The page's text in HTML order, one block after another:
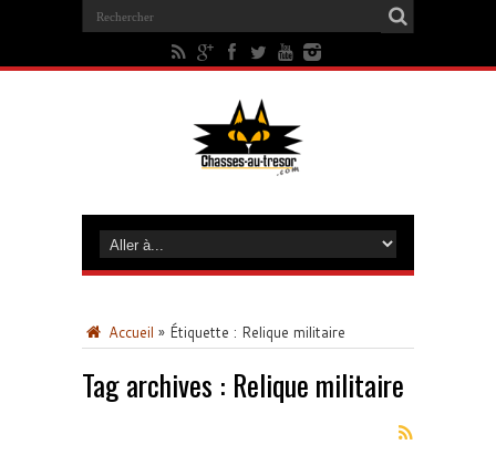
Accueil » Étiquette : Relique militaire
Tag archives : Relique militaire